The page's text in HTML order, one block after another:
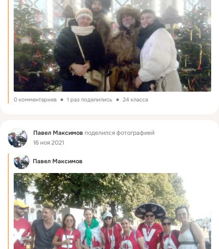
0 комментариев 1 раз поделились 24 класса
Фид Павел Максимов поделился фотографией
16 ноя 2021
Павел Максимов